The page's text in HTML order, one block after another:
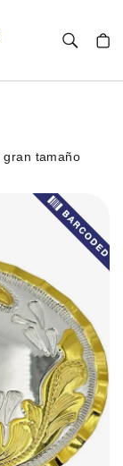
gran tamaño